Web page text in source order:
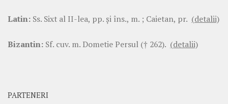
Latin: Ss. Sixt al II-lea, pp. şi îns., m. ; Caietan, pr. (detalii)
Bizantin: Sf. cuv. m. Dometie Persul († 262). (detalii)
PARTENERI